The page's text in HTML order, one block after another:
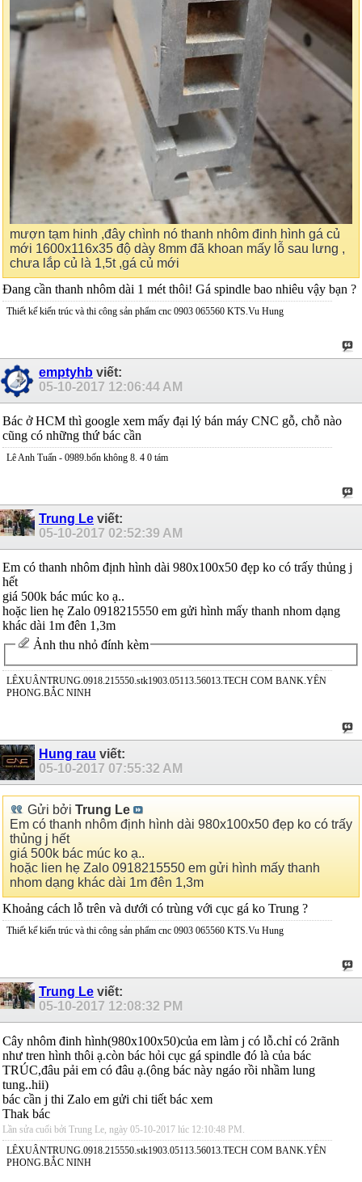
mượn tạm hinh ,đây chình nó thanh nhôm đinh hình gá củ
mới 1600x116x35 độ dày 8mm đã khoan mấy lỗ sau lưng ,
chưa lắp củ là 1,5t ,gá củ mới
Đang cần thanh nhôm dài 1 mét thôi! Gá spindle bao nhiêu vậy bạn ?
Thiết kế kiến trúc và thi công sản phẩm cnc 0903 065560 KTS.Vu Hung
emptyhb viết:
05-10-2017 12:06:44 AM
Bác ở HCM thì google xem mấy đại lý bán máy CNC gỗ, chỗ nào
cũng có những thứ bác cần
Lê Anh Tuấn - 0989.bốn không 8. 4 0 tám
Trung Le viết:
05-10-2017 02:52:39 AM
Em có thanh nhôm định hình dài 980x100x50 đẹp ko có trấy thủng j
hết
giá 500k bác múc ko ạ..
hoặc lien hẹ Zalo 0918215550 em gửi hình mấy thanh nhom dạng
khác dài 1m đên 1,3m
Ảnh thu nhỏ đính kèm
LÊXUÂNTRUNG.0918.215550.stk1903.05113.56013.TECH COM BANK.YÊN
PHONG.BẮC NINH
Hung rau viết:
05-10-2017 07:55:32 AM
Gửi bởi Trung Le
Em có thanh nhôm định hình dài 980x100x50 đẹp ko có trấy
thủng j hết
giá 500k bác múc ko ạ..
hoặc lien hẹ Zalo 0918215550 em gửi hình mấy thanh
nhom dạng khác dài 1m đên 1,3m
Khoảng cách lỗ trên và dưới có trùng với cục gá ko Trung ?
Thiết kế kiến trúc và thi công sản phẩm cnc 0903 065560 KTS.Vu Hung
Trung Le viết:
05-10-2017 12:08:32 PM
Cây nhôm đinh hình(980x100x50)của em làm j có lỗ.chỉ có 2rãnh
như tren hình thôi ạ.còn bác hỏi cục gá spindle đó là của bác
TRÚC,đâu pải em có đâu ạ.(ông bác này ngáo rồi nhầm lung
tung..hii)
bác cần j thi Zalo em gửi chi tiết bác xem
Thak bác
Lần sửa cuối bởi Trung Le, ngày 05-10-2017 lúc 12:10:48 PM
LÊXUÂNTRUNG.0918.215550.stk1903.05113.56013.TECH COM BANK.YÊN
PHONG.BẮC NINH